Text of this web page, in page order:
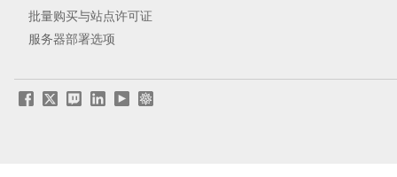
批量购买与站点许可证
服务器部署选项